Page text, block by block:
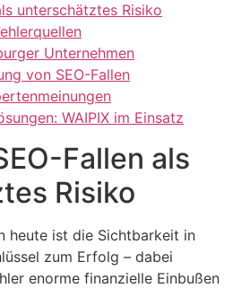
unterschätztes Risiko
Unternehmen
von SEO-Fallen
WAIPIX im Einsatz
Fallen als
Risiko
heute ist die Sichtbarkeit in
zum Erfolg – dabei
enorme finanzielle Einbußen